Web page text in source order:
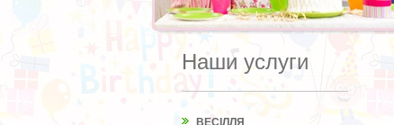
Наши услуги
ВЕСІЛЛЯ